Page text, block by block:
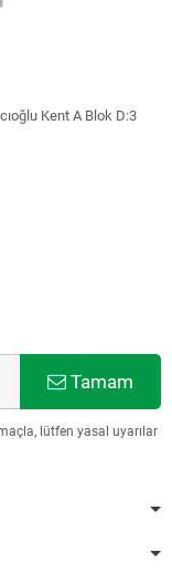
Kent A Blok D:3
Tamam
lütfen yasal uyarılar